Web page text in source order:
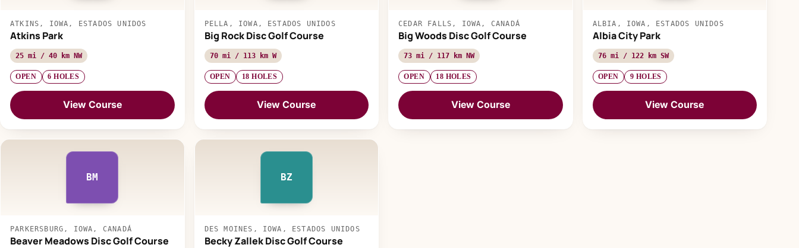
ATKINS, IOWA, ESTADOS UNIDOS
Atkins Park
25 mi / 40 km NW
OPEN 6 HOLES
View Course
PELLA, IOWA, ESTADOS UNIDOS
Big Rock Disc Golf Course
70 mi / 113 km W
OPEN 18 HOLES
View Course
CEDAR FALLS, IOWA, CANADÁ
Big Woods Disc Golf Course
73 mi / 117 km NW
OPEN 18 HOLES
View Course
ALBIA, IOWA, ESTADOS UNIDOS
Albia City Park
76 mi / 122 km SW
OPEN 9 HOLES
View Course
BM
PARKERSBURG, IOWA, CANADÁ
Beaver Meadows Disc Golf Course
BZ
DES MOINES, IOWA, ESTADOS UNIDOS
Becky Zallek Disc Golf Course